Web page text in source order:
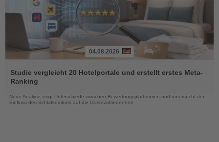
Sie
die
Nachrichten
04.08.2026
Studie vergleicht 20 Hotelportale und erstellt erstes Meta-
Ranking
Neue Analyse zeigt Unterschiede zwischen Bewertungsplattformen und untersucht den
Einfluss des Schlafkomforts auf die Gästezufriedenheit